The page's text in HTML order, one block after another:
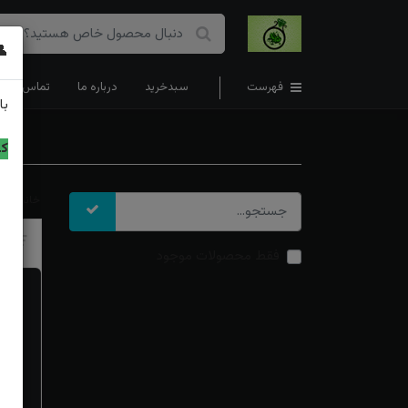
فهرست سبدخرید درباره ما تماس با ما